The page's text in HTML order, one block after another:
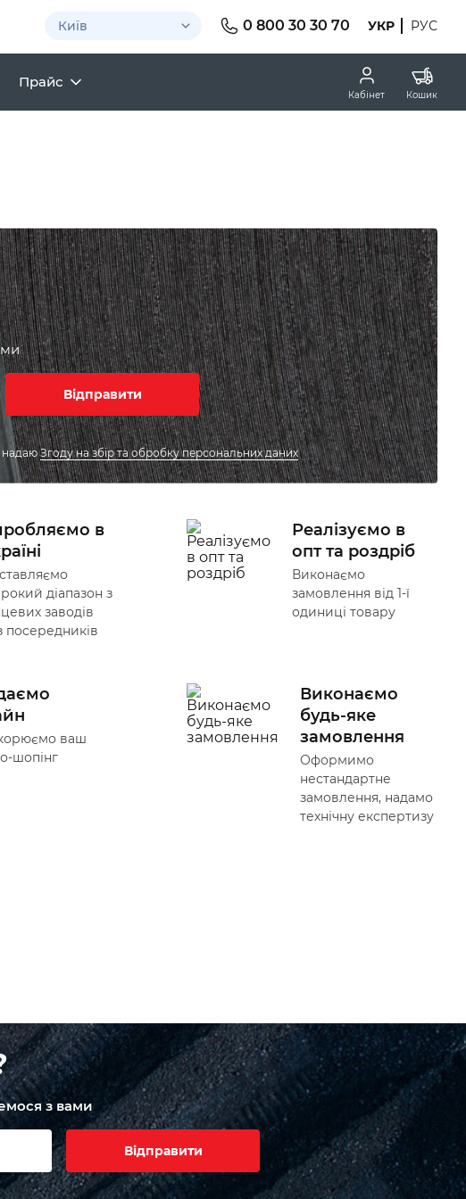
Київ 0 800 30 30 70 УКР РУС
Прайс
Кабінет Кошик
Відправити
надаюЗгоду на збір та обробку персональних даних
в
діапазон з
заводів
посередників
Реалізуємо в
опт та роздріб
Виконаємо
замовлення від 1-ї
одиниці товару
ваш
шопінг
Виконаємо
будь-яке
замовлення
Оформимо
нестандартне
замовлення, надамо
технічну експертизу
з вами
Відправити